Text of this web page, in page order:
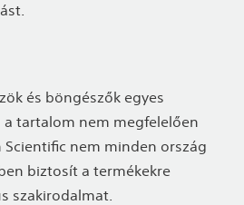
és böngészők egyes
tartalom nem megfelelően
Scientific nem minden ország
biztosít a termékekre
szakirodalmat.